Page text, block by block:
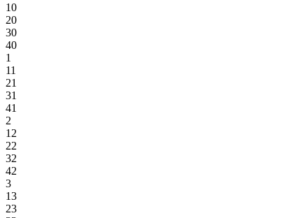
10
20
30
40
1
11
21
31
41
2
12
22
32
42
3
13
23